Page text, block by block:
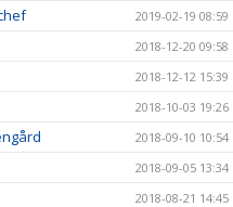
2019-02-19 08:59
2018-12-20 09:58
2018-12-12 15:39
2018-10-03 19:26
2018-09-10 10:54
2018-09-05 13:34
2018-08-21 14:45